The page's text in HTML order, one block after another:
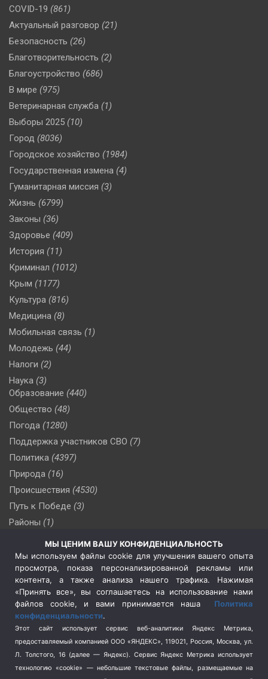
COVID-19 (861)
Актуальный разговор (21)
Безопасность (26)
Благотворительность (2)
Благоустройство (686)
В мире (975)
Ветеринарная служба (1)
Выборы 2025 (10)
Город (8036)
Городское хозяйство (1984)
Государственная измена (4)
Гуманитарная миссия (3)
Жизнь (6799)
Законы (36)
Здоровье (409)
История (11)
Криминал (1012)
Крым (1177)
Культура (816)
Медицина (8)
Мобильная связь (1)
Молодежь (44)
Налоги (2)
Наука (3)
Образование (440)
Общество (48)
Погода (1280)
Поддержка участников СВО (7)
Политика (4397)
Природа (16)
Происшествия (4530)
Путь к Победе (3)
Районы (1)
(510)
Сельское хозяйство (3)
Социальная политика
(3)
Спецоперация в Украине
Спецоперация на Украине
(404)
Спорт (740)
Терроризм (1)
Транспорт (262)
МЫ ЦЕНИМ ВАШУ КОНФИДЕНЦИАЛЬНОСТЬ
Мы используем файлы cookie для улучшения вашего опыта
просмотра, показа персонализированной рекламы или
контента, а также анализа нашего трафика. Нажимая
«Принять все», вы соглашаетесь на использование нами
файлов cookie, и вами принимается наша Политика
конфиденциальности.
Этот сайт использует сервис веб-аналитики Яндекс Метрика,
предоставляемый компанией ООО «ЯНДЕКС», 119021, Россия, Москва, ул.
Л. Толстого, 16 (далее — Яндекс). Сервис Яндекс Метрика использует
технологию «cookie» — небольшие текстовые файлы, размещаемые на